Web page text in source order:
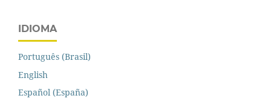
IDIOMA
Português (Brasil)
English
Español (España)